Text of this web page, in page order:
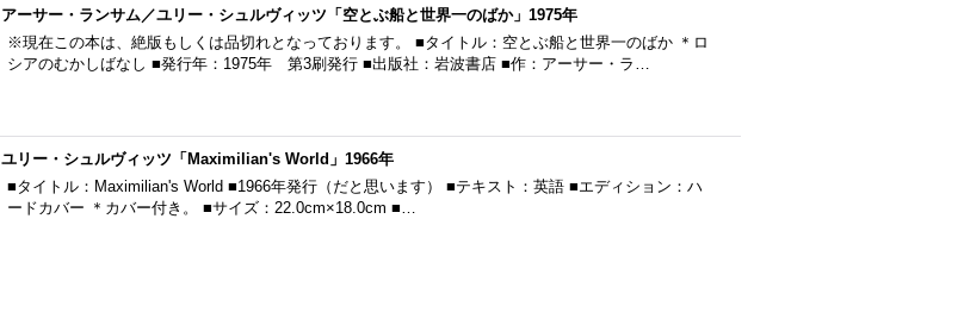
アーサー・ランサム／ユリー・シュルヴィッツ「空とぶ船と世界一のばか」1975年
※現在この本は、絶版もしくは品切れとなっております。 ■タイトル：空とぶ船と世界一のばか ＊ロ
シアのむかしばなし ■発行年：1975年 第3刷発行 ■出版社：岩波書店 ■作：アーサー・ラ…
ユリー・シュルヴィッツ「Maximilian's World」1966年
■タイトル：Maximilian's World ■1966年発行（だと思います） ■テキスト：英語 ■エディション：ハ
ードカバー ＊カバー付き。 ■サイズ：22.0cm×18.0cm ■…